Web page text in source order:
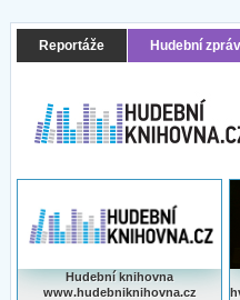
Reportáže Hudební
Hudební knihovna
www.hudebniknihovna.cz